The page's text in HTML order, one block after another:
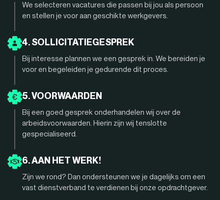
We selecteren vacatures die passen bij jou als persoon
en stellen je voor aan geschikte werkgevers.
4. SOLLICITATIEGESPREK
Bij interesse plannen we een gesprek in. We bereiden je
voor en begeleiden je gedurende dit proces.
5. VOORWAARDEN
Bij een goed gesprek onderhandelen wij over de
arbeidsvoorwaarden. Hierin zijn wij tenslotte
gespecialiseerd.
6. AAN HET WERK!
Zijn we rond? Dan ondersteunen we je dagelijks om een
vast dienstverband te verdienen bij onze opdrachtgever.